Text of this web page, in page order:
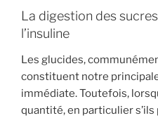
La digestion des
l’insuline
Les glucides,
constituent notre
immédiate. Toutefois,
quantité, en particulier